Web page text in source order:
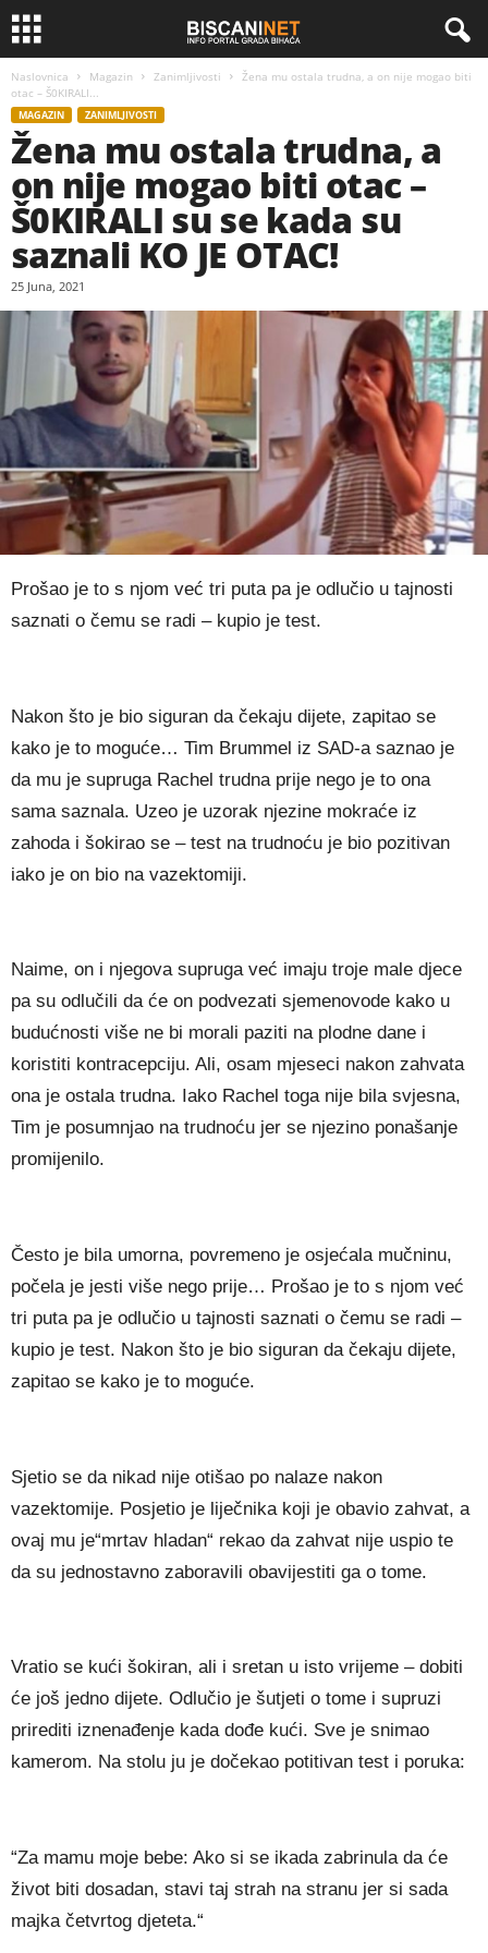
Naslovnica Magazin Zanimljivosti
Žena mu ostala trudna, a on nije mogao biti
otac – Š0KIRALI...
MAGAZIN ZANIMLJIVOSTI
Žena mu ostala trudna, a
on nije mogao biti otac –
Š0KIRALI su se kada su
saznali KO JE OTAC!
25 Juna, 2021
Prošao je to s njom već tri puta pa je odlučio u tajnosti
saznati o čemu se radi – kupio je test.
Nakon što je bio siguran da čekaju dijete, zapitao se
kako je to moguće… Tim Brummel iz SAD-a saznao je
da mu je supruga Rachel trudna prije nego je to ona
sama saznala. Uzeo je uzorak njezine mokraće iz
zahoda i šokirao se – test na trudnoću je bio pozitivan
iako je on bio na vazektomiji.
Naime, on i njegova supruga već imaju troje male djece
pa su odlučili da će on podvezati sjemenovode kako u
budućnosti više ne bi morali paziti na plodne dane i
koristiti kontracepciju. Ali, osam mjeseci nakon zahvata
ona je ostala trudna. Iako Rachel toga nije bila svjesna,
Tim je posumnjao na trudnoću jer se njezino ponašanje
promijenilo.
Često je bila umorna, povremeno je osjećala mučninu,
počela je jesti više nego prije… Prošao je to s njom već
tri puta pa je odlučio u tajnosti saznati o čemu se radi –
kupio je test. Nakon što je bio siguran da čekaju dijete,
zapitao se kako je to moguće.
Sjetio se da nikad nije otišao po nalaze nakon
vazektomije. Posjetio je liječnika koji je obavio zahvat, a
ovaj mu je“mrtav hladan“ rekao da zahvat nije uspio te
da su jednostavno zaboravili obavijestiti ga o tome.
Vratio se kući šokiran, ali i sretan u isto vrijeme – dobiti
će još jedno dijete. Odlučio je šutjeti o tome i supruzi
prirediti iznenađenje kada dođe kući. Sve je snimao
kamerom. Na stolu ju je dočekao potitivan test i poruka:
“Za mamu moje bebe: Ako si se ikada zabrinula da će
život biti dosadan, stavi taj strah na stranu jer si sada
majka četvrtog djeteta.“